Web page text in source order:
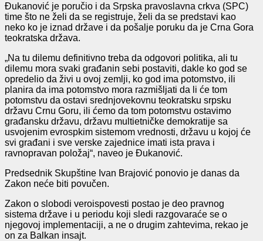
Đukanović je poručio i da Srpska pravoslavna crkva (SPC)
time što ne želi da se registruje, želi da se predstavi kao
neko ko je iznad države i da pošalje poruku da je Crna Gora
teokratska država.
„Na tu dilemu definitivno treba da odgovori politika, ali tu
dilemu mora svaki građanin sebi postaviti, dakle ko god se
opredelio da živi u ovoj zemlji, ko god ima potomstvo, ili
planira da ima potomstvo mora razmišljati da li će tom
potomstvu da ostavi srednjovekovnu teokratsku srpsku
državu Crnu Goru, ili ćemo da tom potomstvu ostavimo
građansku državu, državu multietničke demokratije sa
usvojenim evrospkim sistemom vrednosti, državu u kojoj će
svi građani i sve verske zajednice imati ista prava i
ravnopravan položaj“, naveo je Đukanović.
Predsednik Skupštine Ivan Brajović ponovio je danas da
Zakon neće biti povučen.
Zakon o slobodi veroispovesti postao je deo pravnog
sistema države i u periodu koji sledi razgovaraće se o
njegovoj implementaciji, a ne o drugim zahtevima, rekao je
on za Balkan insajt.